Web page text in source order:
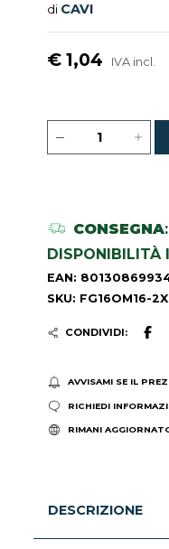
di CAVI
€ 1,04 IVA incl.
CONSEGNA
DISPONIBILITÀ
EAN:
SKU: FG16OM16-
CONDIVIDI:
AVVISAMI SE IL
RICHIEDI
RIMANI
DESCRIZIONE